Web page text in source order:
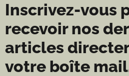
Inscrivez-vous
recevoir nos
articles
votre boîte